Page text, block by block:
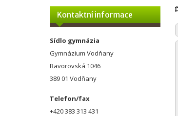
Kontaktní informace
Sídlo gymnázia
Gymnázium Vodňany
Bavorovská 1046
389 01 Vodňany
Telefon/fax
+420 383 313 431